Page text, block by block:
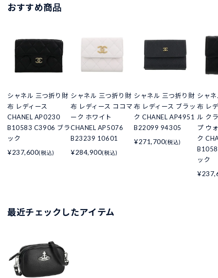
おすすめ商品
シャネル 三つ折り財
布 レディース
CHANEL AP0230
B10583 C3906 ブラ
ック
¥237,600(税込)
シャネル 三つ折り財
布 レディース ココマ
ーク ホワイト
CHANEL AP5076
B23239 10601
¥284,900(税込)
シャネル 三つ折り財
布 レディース ブラッ
ク CHANEL AP4951
B22099 94305
¥271,700(税込)
シャ
布 レ
ル ク
プ ウ
ク
ック
最近チェックしたアイテム